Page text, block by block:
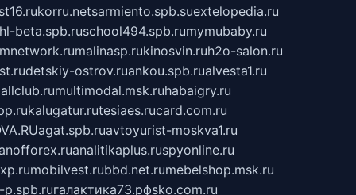
korru.netsarmiento.spb.suextelopedia.ru
hl-beta.spb.ruschool494.spb.rumymubaby.ru
malinasp.rukinosvin.ruh2o-salon.ru
detskiy-ostrov.ruankou.spb.rualvesta1.ru
multimodal.msk.ruhabaigry.ru
kalugatur.rutesiaes.rucard.com.ru
agat.spb.ruavtoyurist-moskva1.ru
analitikaplus.ruspyonline.ru
mobilvest.rubbd.net.rumebelshop.msk.ru
p.spb.ruгалактика73.рфsko.com.ru